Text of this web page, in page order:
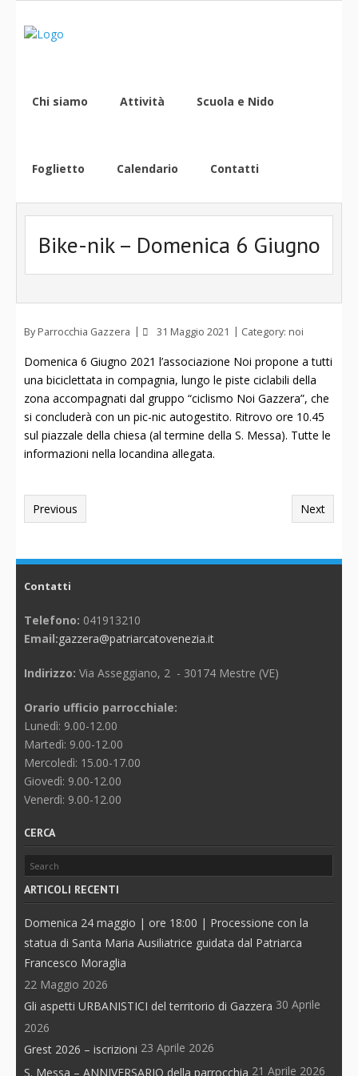
Chi siamo Attività Scuola e Nido
Foglietto Calendario Contatti
Bike-nik – Domenica 6 Giugno
By Parrocchia Gazzera 31 Maggio 2021 Category: noi
Domenica 6 Giugno 2021 l’associazione Noi propone a tutti
una biciclettata in compagnia, lungo le piste ciclabili della
zona accompagnati dal gruppo “ciclismo Noi Gazzera”, che
si concluderà con un pic-nic autogestito. Ritrovo ore 10.45
sul piazzale della chiesa (al termine della S. Messa). Tutte le
informazioni nella locandina allegata.
Previous Next
Contatti
Telefono: 041913210
Email:gazzera@patriarcatovenezia.it
Indirizzo: Via Asseggiano, 2 - 30174 Mestre (VE)
Orario ufficio parrocchiale:
Lunedì: 9.00-12.00
Martedì: 9.00-12.00
Mercoledì: 15.00-17.00
Giovedì: 9.00-12.00
Venerdì: 9.00-12.00
CERCA
ARTICOLI RECENTI
Domenica 24 maggio | ore 18:00 | Processione con la
statua di Santa Maria Ausiliatrice guidata dal Patriarca
Francesco Moraglia
22 Maggio 2026
Gli aspetti URBANISTICI del territorio di Gazzera 30 Aprile
2026
Grest 2026 – iscrizioni 23 Aprile 2026
S. Messa – ANNIVERSARIO della parrocchia 21 Aprile 2026